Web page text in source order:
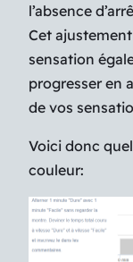
l’absence
Cet
sensation
progresser en
de vos
Voici donc
couleur: